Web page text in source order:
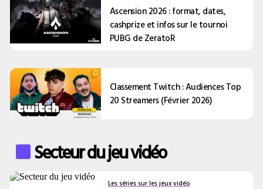
Ascension 2026 : format, dates,
cashprize et infos sur le tournoi
PUBG de ZeratoR
Classement Twitch : Audiences Top
20 Streamers (Février 2026)
Secteur du jeu vidéo
Les séries sur les jeux vidéo